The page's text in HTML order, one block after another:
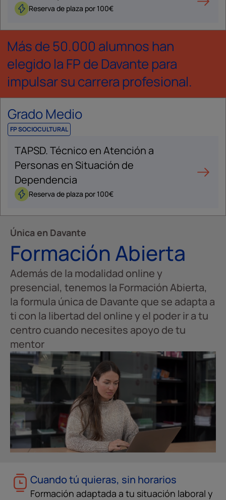
Reserva de plaza por 100€
Más de 50.000 alumnos han
elegido la FP de Davante para
impulsar su carrera profesional.
Grado Medio
FP SOCIOCULTURAL
TAPSD. Técnico en Atención a
Personas en Situación de
Dependencia
Reserva de plaza por 100€
Única en Davante
Formación Abierta
Además de la modalidad online y
presencial, tenemos la Formación Abierta,
la formula única de Davante que se adapta a
ti con la libertad del online y el poder ir a tu
centro cuando necesites apoyo de tu
mentor
Cuando tú quieras, sin horarios
Formación adaptada a tu situación laboral y